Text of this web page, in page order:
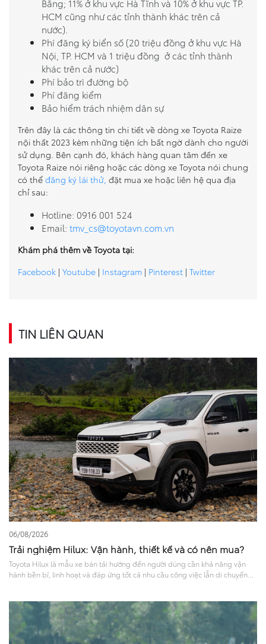
Bằng; 11% ở khu vực Hà Tĩnh và 10% ở khu vực TP.
HCM cũng như các tỉnh thành khác trên cả
nước).
Phí đăng ký biển số (20 triệu đồng ở khu vực Hà
Nội, TP. HCM và 1 triệu đồng ở các tỉnh thành
khác trên cả nước)
Phí bảo trì đường bộ
Phí đăng kiểm
Bảo hiểm trách nhiệm dân sự
Trên đây là các thông tin chi tiết về dòng xe Toyota Raize
nội thất 2023 kèm những tiện ích bất ngờ dành cho người
sử dụng. Bên cạnh đó, khách hàng quan tâm đến xe
Toyota Raize nói riêng hoặc các dòng xe Toyota nói chung
có thể đăng ký lái thử, đặt mua xe hoặc liên hệ qua địa
chỉ sau:
Hotline: 0916 001 524
Email: tmv_cs@toyotavn.com.vn
Khám phá thêm về Toyota tại:
Facebook | Youtube | Instagram | Pinterest | Twitter
TIN LIÊN QUAN
06/08/2026
Trải nghiệm Hilux: Vận hành, thiết kế và có nên mua?
Toyota Hilux là mẫu xe bán tải hướng đến người dùng cần khả năng vận
hành bền bỉ, linh hoạt và đáp ứng tốt cả nhu cầu công việc lẫn di chuyển
hàng quan tâm khi lựa chọn xe bán tải. Bài viết dưới đây sẽ mang đến góc
nhìn tổng quan về trải nghiệm Hilux ở các khía cạnh như ngoại thất, nội
thất, vận hành, mức tiêu hao nhiên liệu và công nghệ an toàn, giúp người
dùng có thêm cơ sở tham khảo trước khi quyết định.